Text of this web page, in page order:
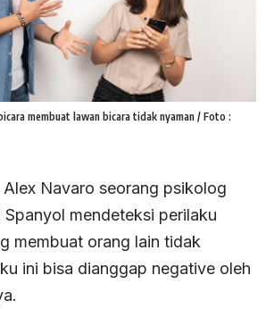
membuat lawan bicara tidak nyaman / Foto :
Alex Navaro seorang psikolog
mendeteksi perilaku
membuat orang lain tidak
ini bisa dianggap negative oleh